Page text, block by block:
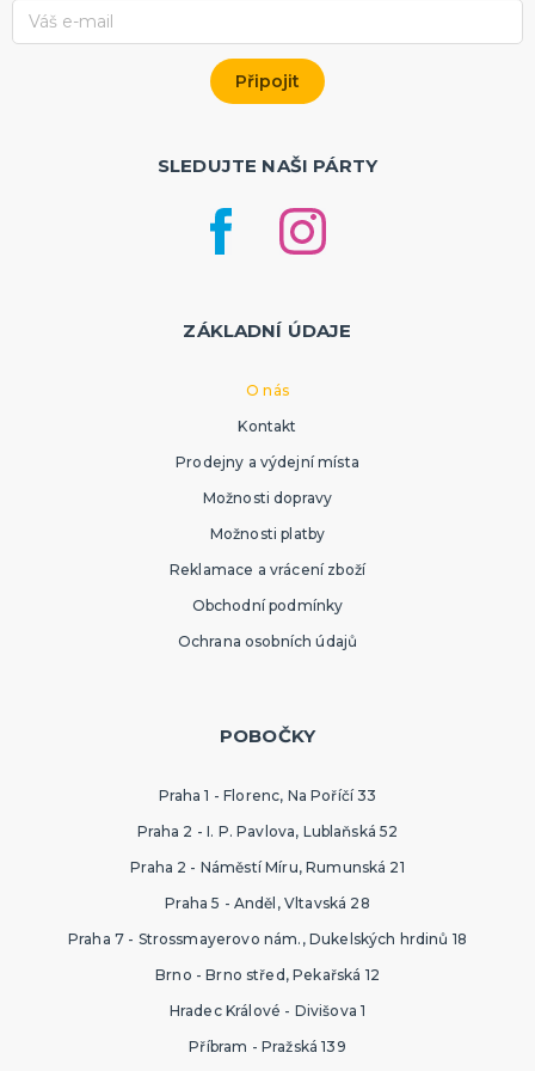
SLEDUJTE NAŠI PÁRTY
ZÁKLADNÍ ÚDAJE
O nás
Kontakt
Prodejny a výdejní místa
Možnosti dopravy
Možnosti platby
Reklamace a vrácení zboží
Obchodní podmínky
Ochrana osobních údajů
POBOČKY
Praha 1 - Florenc, Na Poříčí 33
Praha 2 - I. P. Pavlova, Lublaňská 52
Praha 2 - Náměstí Míru, Rumunská 21
Praha 5 - Anděl, Vltavská 28
Praha 7 - Strossmayerovo nám., Dukelských hrdinů 18
Brno - Brno střed, Pekařská 12
Hradec Králové - Divišova 1
Příbram - Pražská 139